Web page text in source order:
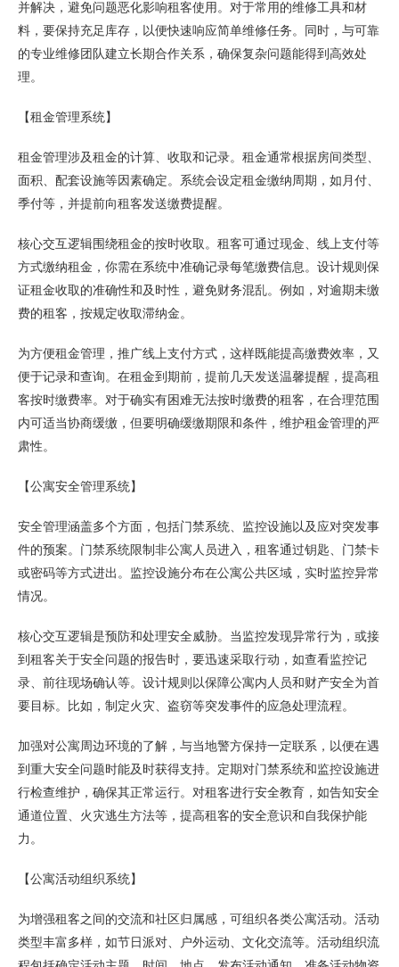
并解决，避免问题恶化影响租客使用。对于常用的维修工具和材
料，要保持充足库存，以便快速响应简单维修任务。同时，与可靠
的专业维修团队建立长期合作关系，确保复杂问题能得到高效处
理。
【租金管理系统】
租金管理涉及租金的计算、收取和记录。租金通常根据房间类型、
面积、配套设施等因素确定。系统会设定租金缴纳周期，如月付、
季付等，并提前向租客发送缴费提醒。
核心交互逻辑围绕租金的按时收取。租客可通过现金、线上支付等
方式缴纳租金，你需在系统中准确记录每笔缴费信息。设计规则保
证租金收取的准确性和及时性，避免财务混乱。例如，对逾期未缴
费的租客，按规定收取滞纳金。
为方便租金管理，推广线上支付方式，这样既能提高缴费效率，又
便于记录和查询。在租金到期前，提前几天发送温馨提醒，提高租
客按时缴费率。对于确实有困难无法按时缴费的租客，在合理范围
内可适当协商缓缴，但要明确缓缴期限和条件，维护租金管理的严
肃性。
【公寓安全管理系统】
安全管理涵盖多个方面，包括门禁系统、监控设施以及应对突发事
件的预案。门禁系统限制非公寓人员进入，租客通过钥匙、门禁卡
或密码等方式进出。监控设施分布在公寓公共区域，实时监控异常
情况。
核心交互逻辑是预防和处理安全威胁。当监控发现异常行为，或接
到租客关于安全问题的报告时，要迅速采取行动，如查看监控记
录、前往现场确认等。设计规则以保障公寓内人员和财产安全为首
要目标。比如，制定火灾、盗窃等突发事件的应急处理流程。
加强对公寓周边环境的了解，与当地警方保持一定联系，以便在遇
到重大安全问题时能及时获得支持。定期对门禁系统和监控设施进
行检查维护，确保其正常运行。对租客进行安全教育，如告知安全
通道位置、火灾逃生方法等，提高租客的安全意识和自我保护能
力。
【公寓活动组织系统】
为增强租客之间的交流和社区归属感，可组织各类公寓活动。活动
类型丰富多样，如节日派对、户外运动、文化交流等。活动组织流